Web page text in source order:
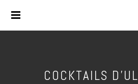
COCKTAILS